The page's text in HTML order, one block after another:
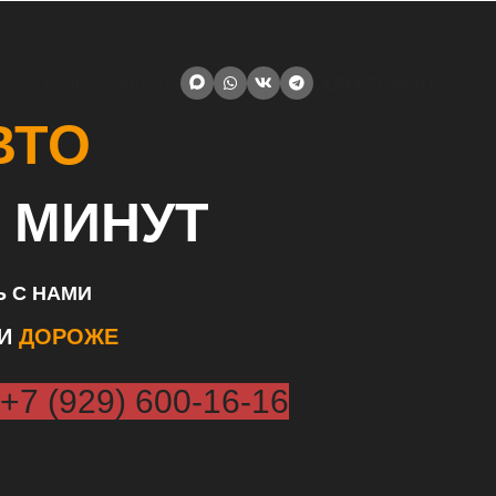
ОЦЕНИТЬ АВТО
МИНУТ
С НАМИ
ДОРОЖЕ
+7 (929) 600-16-16